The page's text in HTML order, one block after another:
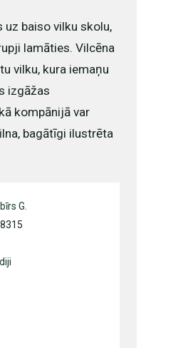
baiso vilku skolu,
lamāties. Vilcēna
vilku, kura iemaņu
izgāžas
kompānijā var
bagātīgi ilustrēta
G.